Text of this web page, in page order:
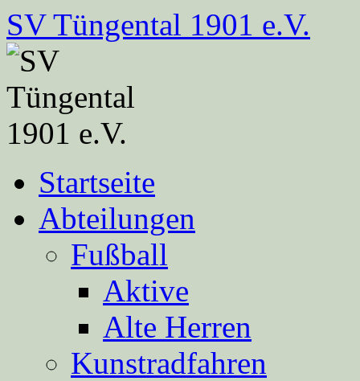
Zum
Inhalt
springen
SV Tüngental 1901 e.V.
Startseite
Abteilungen
Fußball
Aktive
Alte Herren
Kunstradfahren